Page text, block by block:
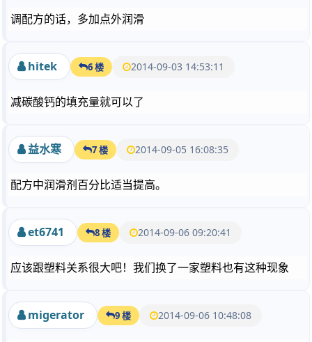
调配方的话，多加点外润滑
hitek 6 楼 2014-09-03 14:53:11
减碳酸钙的填充量就可以了
益水寒 7 楼 2014-09-05 16:08:35
配方中润滑剂百分比适当提高。
et6741 8 楼 2014-09-06 09:20:41
应该跟塑料关系很大吧！我们换了一家塑料也有这种现象
migerator 9 楼 2014-09-06 10:48:08